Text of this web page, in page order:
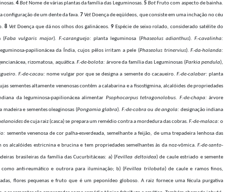
4Bot Nome de várias plantas da família das Leguminosas. 5 Bot Fruto com aspecto de bainha.
configuração de um dente da fava. 7 Vet Doença de eqüídeos, que consiste em uma inchação no céu
8 VetDoença que dá nos olhos dos galináceos. 9Espécie de seixo rolado, considerado satélite do
(Faba vulgaris major). F.-caranguejo:planta leguminosa (Phaseolus adianthus). F.-cavalinha:
papilionácea da Índia, cujos pêlos irritam a pele (Phaseolus trinervius). F.-da-holanda:
rizomatosa, aquática. F.-de-bolota: árvore da família das Leguminosas (Parkia pendula),
F.-de-cacau:nome vulgar por que se designa a semente do cacaueiro. F.-de-calabar:planta
sementes altamente venenosas contêm a calabarina e a fisostigmina, alcalóides de propriedades
da leguminosa-papilionácea alimentar Psophocarpus tetragonolobus. F.-de-chapa:árvore
e sementes oleaginosas (Pongamia glabra). F.-de-cobra ou de angola: designação indiana
de cuja raiz (casca) se prepara um remédio contra a mordedura das cobras. F.-de-malaca:o
semente venenosa de cor palha-esverdeada, semelhante a feijão, de uma trepadeira lenhosa das
os alcalóides estricnina e brucina e tem propriedades semelhantes às da noz-vômica. F.-de-santo-
brasileiras da família das Cucurbitáceas: a) (Fevillea deltoidea) de caule estriado e semente
anti-reumático e outrora para iluminação; b) (Fevillea trilobata) de caule e ramos finos,
flores pequenas e fruto que é um peponídeo globoso. A raiz fornece uma fécula purgativa